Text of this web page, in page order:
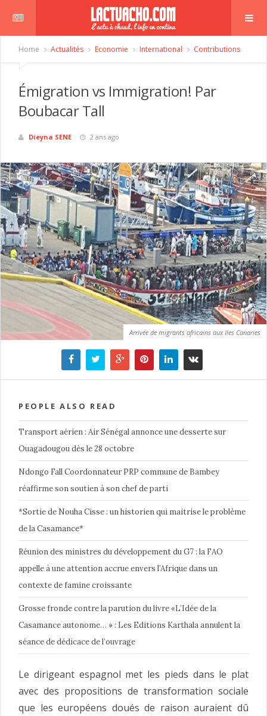
Home Actualités Economie International Contributions
Émigration vs Immigration! Par
Boubacar Tall
Dieyna SENE 2 ans ago
Arrivée de migrants africains aux Iles Canaries
PEOPLE ALSO READ
Transport aérien : Air Sénégal annonce une desserte sur
Ouagadougou dès le 28 octobre
Ndongo Fall Coordonnateur PRP commune de Bambey
réaffirme son soutien à son chef de parti
*Sortie de Nouha Cisse : un historien qui maitrise le problème
de la Casamance*
Réunion des ministres du développement du G7 : la FAO
appelle à une attention accrue envers l’Afrique dans un
contexte de famine croissante
Grosse fronde contre la parution du livre «L’Idée de la
Casamance autonome… » : Les Editions Karthala annulent la
séance de dédicace de l’ouvrage
Le dirigeant espagnol met les pieds dans le plat
avec des propositions de transformation sociale
que les européens doués de raison auraient dû